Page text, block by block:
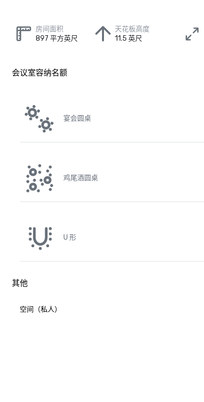
房间面积
897 平方英尺
天花板高度
11.5 英尺
会议室容纳名额
宴会圆桌
鸡尾酒圆桌
U 形
其他
空间（私人）